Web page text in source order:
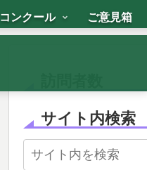
コンクール ご意見箱
サイト内検索